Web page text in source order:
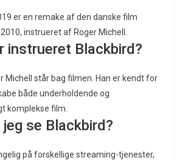
er en remake af den danske film
instrueret af Roger Michell.
instrueret Blackbird?
Michell står bag filmen. Han er kendt for
både underholdende og
komplekse film.
se Blackbird?
på forskellige streaming-tjenester,